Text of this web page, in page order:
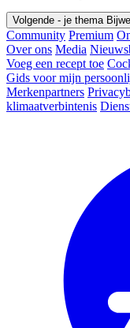
Volgende - je thema
Community Premium
Over ons Media
Voeg een recept toe
Gids voor mijn
Merkenpartners
klimaatverbintenis